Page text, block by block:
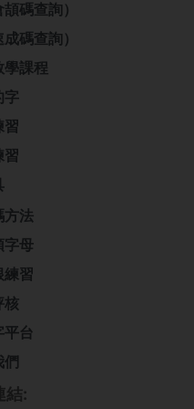
碼查詢）
碼查詢）
學課程
字
習
習
方法
字母
練習
核
平台
們
結: